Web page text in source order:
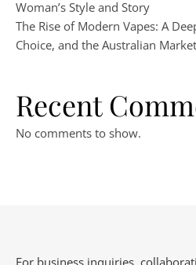
Woman’s Style and Story
The Rise of Modern Vapes: A
Choice, and the Australian Market
Recent
No comments to show.
For business inquiries,